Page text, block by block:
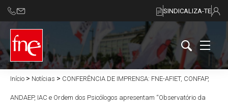
SINDICALIZA-TE
Início > Notícias > CONFERÊNCIA DE IMPRENSA: FNE-AFIET, CONFAP,
ANDAEP, IAC e Ordem dos Psicólogos apresentam “Observatório da